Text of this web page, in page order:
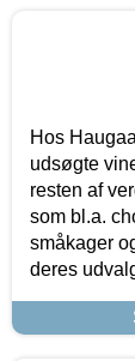
Hos
udsøgte
resten af
som bl.a.
småkager
deres